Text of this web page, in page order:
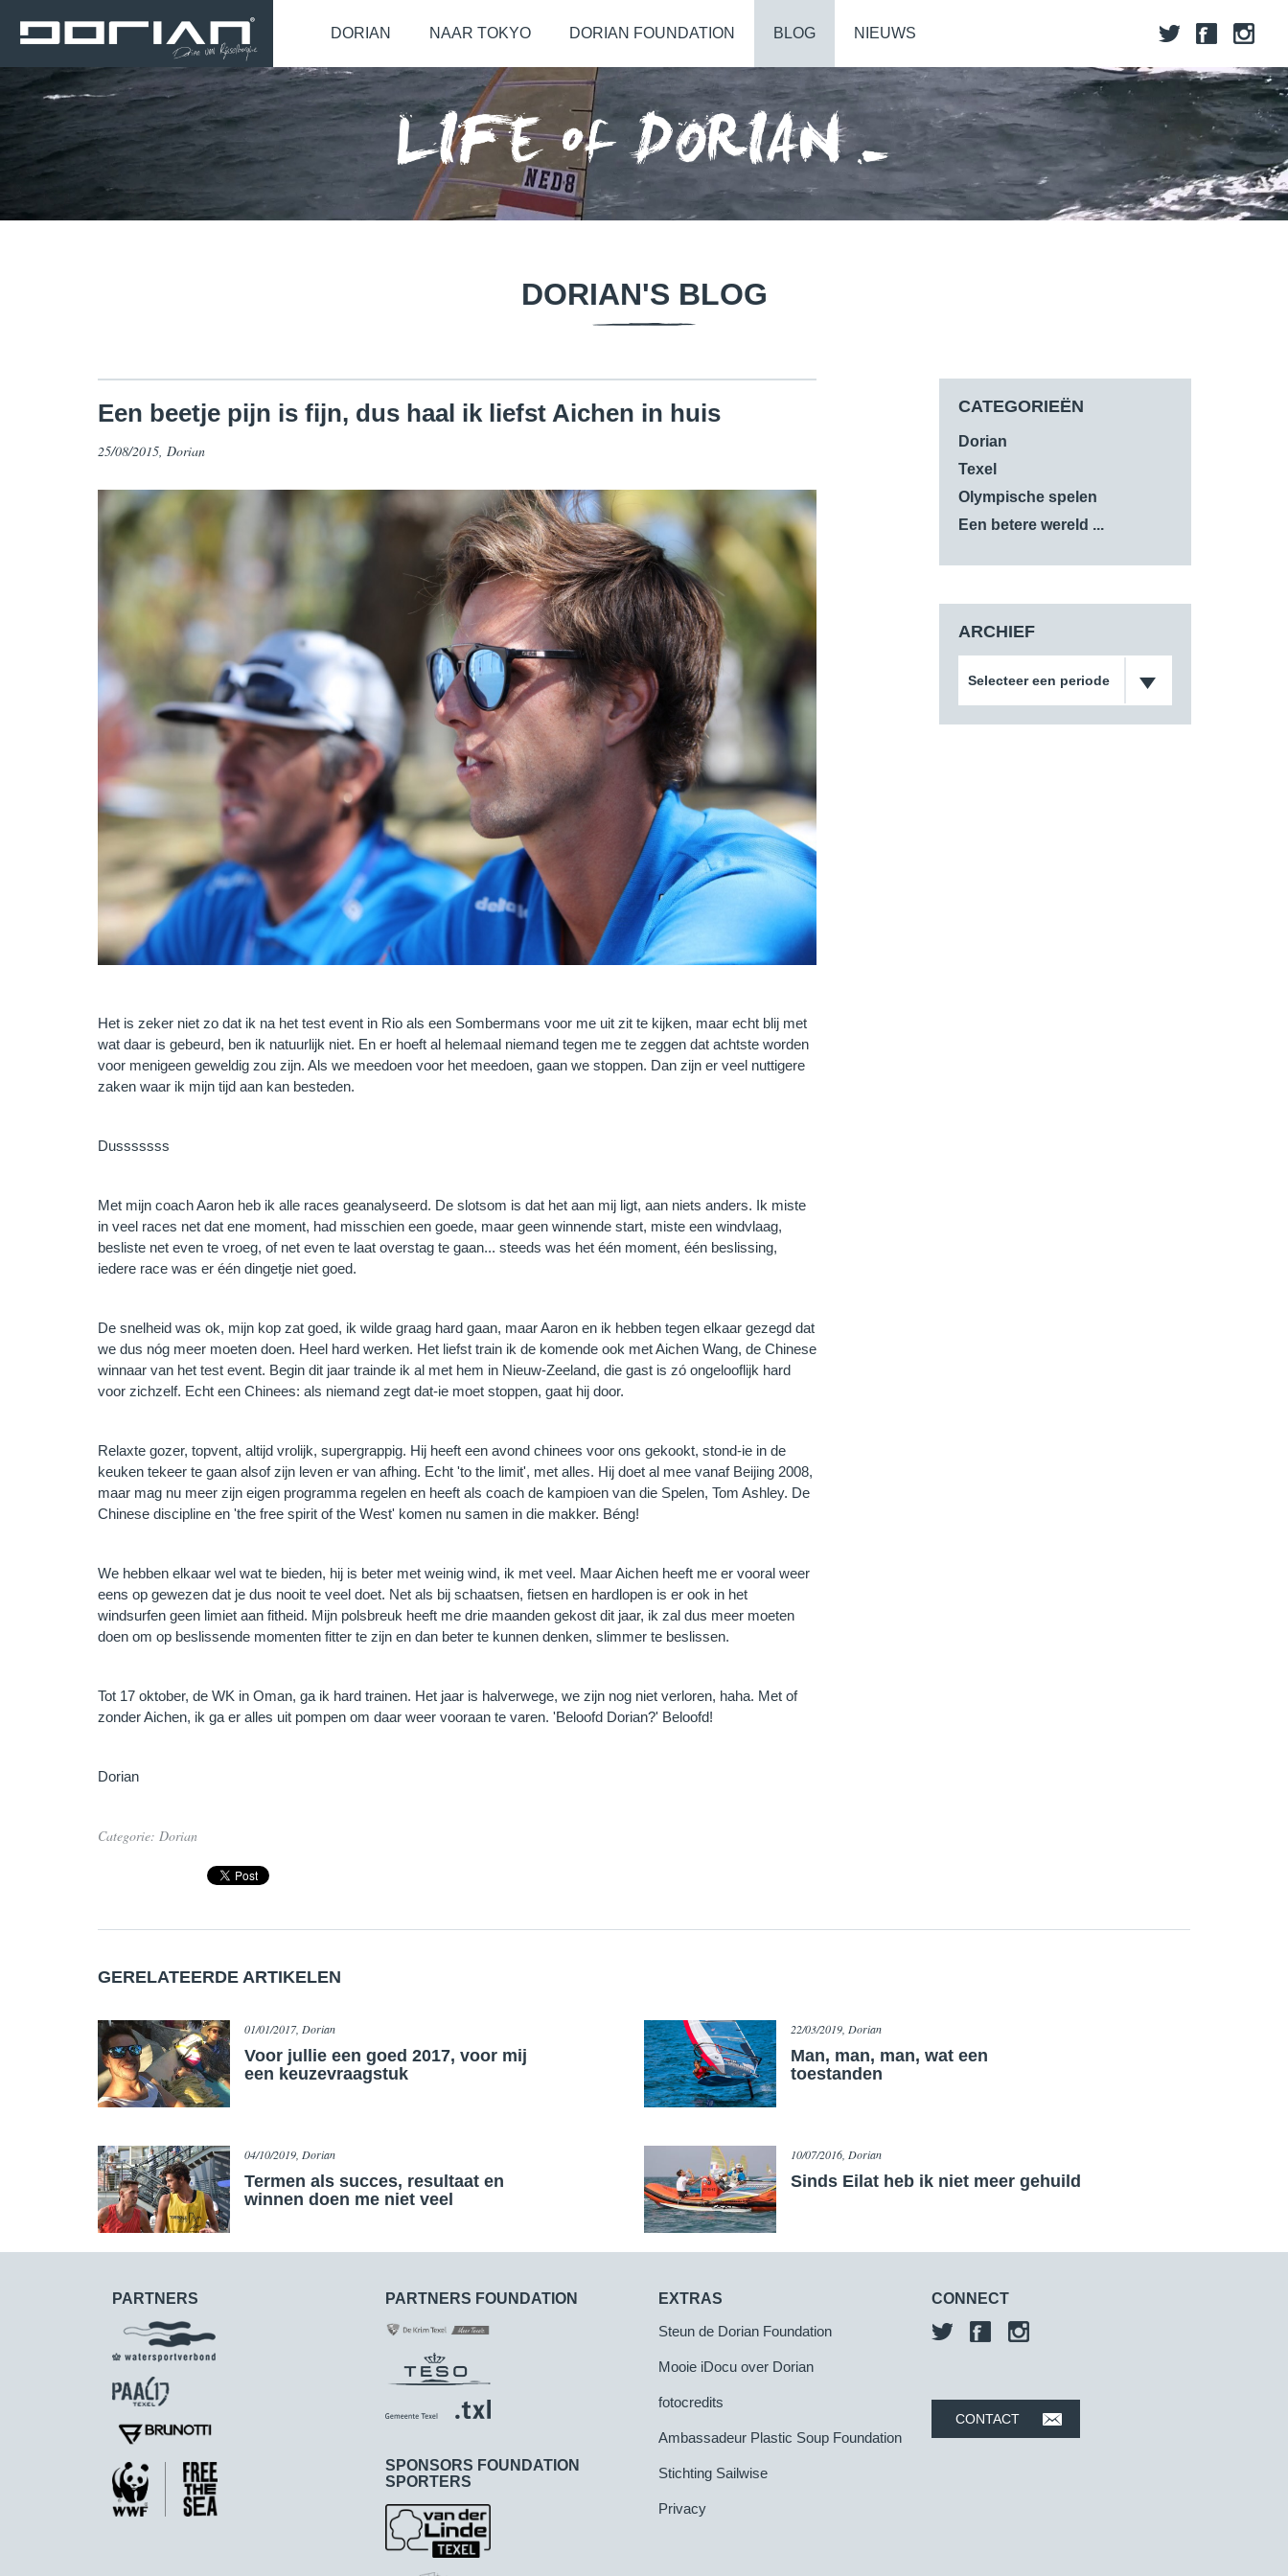
DORIAN NAAR TOKYO DORIAN FOUNDATION BLOG NIEUWS
DORIAN'S BLOG
​Een beetje pijn is fijn, dus haal ik liefst Aichen in huis
25/08/2015, Dorian
Het is zeker niet zo dat ik na het test event in Rio als een Sombermans voor me uit zit te kijken, maar echt blij met
wat daar is gebeurd, ben ik natuurlijk niet. En er hoeft al helemaal niemand tegen me te zeggen dat achtste worden
voor menigeen geweldig zou zijn. Als we meedoen voor het meedoen, gaan we stoppen. Dan zijn er veel nuttigere
zaken waar ik mijn tijd aan kan besteden.
Dusssssss
Met mijn coach Aaron heb ik alle races geanalyseerd. De slotsom is dat het aan mij ligt, aan niets anders. Ik miste
in veel races net dat ene moment, had misschien een goede, maar geen winnende start, miste een windvlaag,
besliste net even te vroeg, of net even te laat overstag te gaan... steeds was het één moment, één beslissing,
iedere race was er één dingetje niet goed.
De snelheid was ok, mijn kop zat goed, ik wilde graag hard gaan, maar Aaron en ik hebben tegen elkaar gezegd dat
we dus nóg meer moeten doen. Heel hard werken. Het liefst train ik de komende ook met Aichen Wang, de Chinese
winnaar van het test event. Begin dit jaar trainde ik al met hem in Nieuw-Zeeland, die gast is zó ongelooflijk hard
voor zichzelf. Echt een Chinees: als niemand zegt dat-ie moet stoppen, gaat hij door.
Relaxte gozer, topvent, altijd vrolijk, supergrappig. Hij heeft een avond chinees voor ons gekookt, stond-ie in de
keuken tekeer te gaan alsof zijn leven er van afhing. Echt 'to the limit', met alles. Hij doet al mee vanaf Beijing 2008,
maar mag nu meer zijn eigen programma regelen en heeft als coach de kampioen van die Spelen, Tom Ashley. De
Chinese discipline en 'the free spirit of the West' komen nu samen in die makker. Béng!
We hebben elkaar wel wat te bieden, hij is beter met weinig wind, ik met veel. Maar Aichen heeft me er vooral weer
eens op gewezen dat je dus nooit te veel doet. Net als bij schaatsen, fietsen en hardlopen is er ook in het
windsurfen geen limiet aan fitheid. Mijn polsbreuk heeft me drie maanden gekost dit jaar, ik zal dus meer moeten
doen om op beslissende momenten fitter te zijn en dan beter te kunnen denken, slimmer te beslissen.
Tot 17 oktober, de WK in Oman, ga ik hard trainen. Het jaar is halverwege, we zijn nog niet verloren, haha. Met of
zonder Aichen, ik ga er alles uit pompen om daar weer vooraan te varen. 'Beloofd Dorian?' Beloofd!
Dorian
Categorie: Dorian
CATEGORIEËN
Dorian
Texel
Olympische spelen
Een betere wereld ...
ARCHIEF
Selecteer een periode
GERELATEERDE ARTIKELEN
01/01/2017, Dorian
​Voor jullie een goed 2017, voor mij
een keuzevraagstuk
22/03/2019, Dorian
Man, man, man, wat een
toestanden
04/10/2019, Dorian
​Termen als succes, resultaat en
winnen doen me niet veel
10/07/2016, Dorian
​Sinds Eilat heb ik niet meer gehuild
PARTNERS PARTNERS FOUNDATION
SPONSORS FOUNDATION
SPORTERS
EXTRAS
Steun de Dorian Foundation
Mooie iDocu over Dorian
fotocredits
Ambassadeur Plastic Soup Foundation
Stichting Sailwise
Privacy
CONNECT
CONTACT